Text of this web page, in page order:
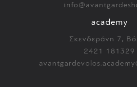
academy
Σκενδεράνη 7,
2421 181329